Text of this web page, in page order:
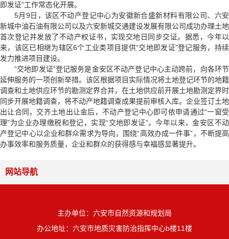
即发证”工作常态化开展。
5月9日，该区不动产登记中心为安徽新合盛新材料有限公司、六安
新城中油石油有限公司以及六安新城交通建设发展有限公司成功办理土地
首次登记并发放了不动产权证书，实现交地日同步交证。据悉，今年以
来，该区已相继为辖区6个工业类项目提供“交地即发证”登记服务，持续
发力推进项目建设。
“交地即发证”登记服务是金安区不动产登记中心主动跨前，向各环节
延伸服务的一项创新举措。该区根据项目实际情况将土地登记环节的地籍
调查和土地供应环节的勘测定界合并，在土地供应前开展土地勘测定界时
同步开展地籍调查，将不动产地籍调查成果提前审核入库。企业签订土地
出让合同，交齐土地出让金后，不动产登记中心即可依申请通过“一窗受
理”为企业办理缴税和登记，实现“交地即发证”。今年以来，金安区不动
产登记中心以企业和群众需求为导向，围绕“高效办成一件事”，不断提高
办事效率和服务质量，企业和群众的获得感与幸福感显著提升。
网站导航
主办单位：六安市自然资源和规划局
办公地址：六安市地质灾害防治指挥中心b楼11楼